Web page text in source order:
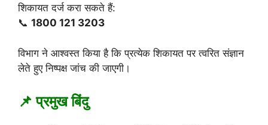
शिकायत दर्ज करा सकते हैं:
📞 1800 121 3203
विभाग ने आश्वस्त किया है कि प्रत्येक शिकायत पर त्वरित संज्ञान
लेते हुए निष्पक्ष जांच की जाएगी।
📌 प्रमुख बिंदु